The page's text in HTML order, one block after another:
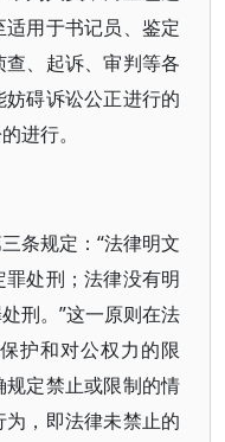
用于书记员、鉴定
、起诉、审判等各
碍诉讼公正进行的
进行。
条规定：“法律明文
处刑；法律没有明
刑。”这一原则在法
护和对公权力的限
定禁止或限制的情
，即法律未禁止的